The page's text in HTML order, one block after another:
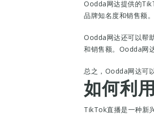
Oodda网达提供的
品牌知名度和销售额
Oodda网达还可以帮
和销售额。Oodda网
总之，Oodda网达可
如何利
TikTok直播是一种新